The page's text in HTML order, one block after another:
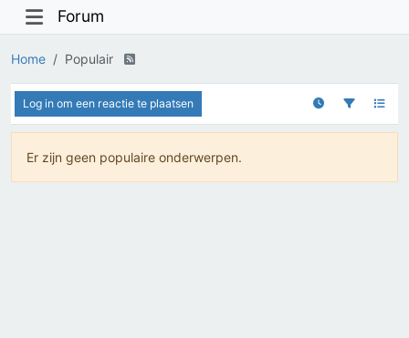
Forum
Home Populair
Log in om een reactie te plaatsen
Er zijn geen populaire onderwerpen.